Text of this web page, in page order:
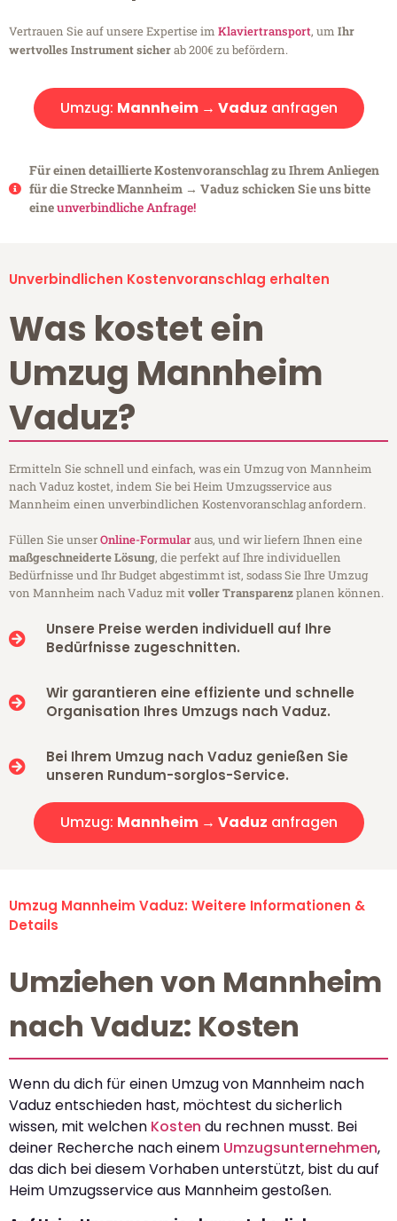
Vertrauen Sie auf unsere Expertise im Klaviertransport, um Ihr
wertvolles Instrument sicherab 200€ zu befördern.
Umzug: Mannheim → Vaduz anfragen
Für einen detaillierte Kostenvoranschlag zu Ihrem Anliegen
für die Strecke Mannheim → Vaduz schicken Sie uns bitte
eineunverbindliche Anfrage!
Unverbindlichen Kostenvoranschlag erhalten
Was kostet ein
Umzug Mannheim
Vaduz?
Ermitteln Sie schnell und einfach, was ein Umzug von Mannheim
nach Vaduz kostet, indem Sie bei Heim Umzugsservice aus
Mannheim einen unverbindlichen Kostenvoranschlag anfordern.
Füllen Sie unserOnline-Formularaus, und wir liefern Ihnen eine
maßgeschneiderte Lösung, die perfekt auf Ihre individuellen
Bedürfnisse und Ihr Budget abgestimmt ist, sodass Sie Ihre Umzug
von Mannheim nach Vaduz mitvoller Transparenzplanen können.
Unsere Preise werden individuell auf Ihre
Bedürfnisse zugeschnitten.
Wir garantieren eine effiziente und schnelle
Organisation Ihres Umzugs nach Vaduz.
Bei Ihrem Umzug nach Vaduz genießen Sie
unseren Rundum-sorglos-Service.
Umzug: Mannheim → Vaduz anfragen
Umzug Mannheim Vaduz: Weitere Informationen &
Details
Umziehen von Mannheim
nach Vaduz: Kosten
Wenn du dich für einen Umzug von Mannheim nach
Vaduz entschieden hast, möchtest du sicherlich
wissen, mit welchen Kosten du rechnen musst. Bei
deiner Recherche nach einem Umzugsunternehmen,
das dich bei diesem Vorhaben unterstützt, bist du auf
Heim Umzugsservice aus Mannheim gestoßen.